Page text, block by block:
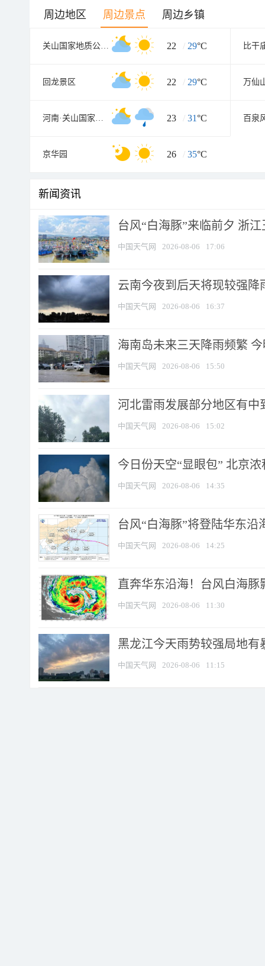
周边地区 周边景点 周边乡镇
关山国家地质公园八里沟园区 22 / 29°C 比干
回龙景区 22 / 29°C 万仙
河南·关山国家地质公园 23 / 31°C 百泉
京华园 26 / 35°C
新闻资讯
台风“白海豚”来临前夕 浙
中国天气网 2026-08-06 17:06
云南今夜到后天将现较强降
中国天气网 2026-08-06 16:37
海南岛未来三天降雨频繁
中国天气网 2026-08-06 15:50
河北雷雨发展部分地区有中
中国天气网 2026-08-06 15:02
今日份天空“显眼包” 北京
中国天气网 2026-08-06 14:35
台风“白海豚”将登陆华东沿
中国天气网 2026-08-06 14:25
直奔华东沿海！台风白海豚
中国天气网 2026-08-06 11:30
黑龙江今天雨势较强局地有
中国天气网 2026-08-06 11:15